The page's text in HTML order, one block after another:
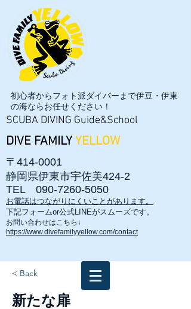
初心者からフォト派ダイバーまで伊豆・伊東
の海ならお任せください！
SCUBA DIVING Guide&School
DIVE FAMILY YELLOW
〒414-0001
静岡県伊東市宇佐美424-2
TEL 090-7260-5050
お電話はつながりにくいことがあります。
​下記フォームor公式LINEがスムーズです。
お問い合わせはこちら↓
https://www.divefamilyyellow.com/contact
< Back
新たな扉